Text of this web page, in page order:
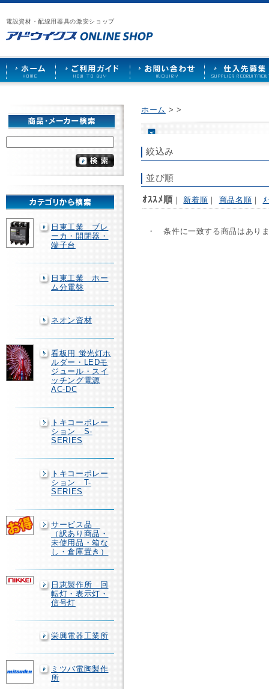
電設資材・配線用器具の激安ショップ
漏
電
ブ
レ
ー
カ
ー
や
照
ケ
ッ
ト
な
で
販
売
ア
ウ
イ
ス
HOME
ご
用
ガ
ド
お
い
合
せ
仕
先
募
日東工業 ブレ
ーカ・開閉器・
端子台
日東工業 ホー
ム分電盤
ネオン資材
看板用 蛍光灯ホ
ルダー・LEDモ
ジュール・スイ
ッチング電源
AC-DC
トキコーポレー
ション S-
SERIES
トキコーポレー
ション T-
SERIES
サービス品
（訳あり商品・
未使用品・箱な
し・倉庫置き）
日恵製作所 回
転灯・表示灯・
信号灯
栄興電器工業所
ミツバ電陶製作
所
ホーム > >
絞込み
並び順
ｵｽｽﾒ順 ｜ 新着順 ｜ 商品名順 ｜ ﾒ
・ 条件に一致する商品はあり